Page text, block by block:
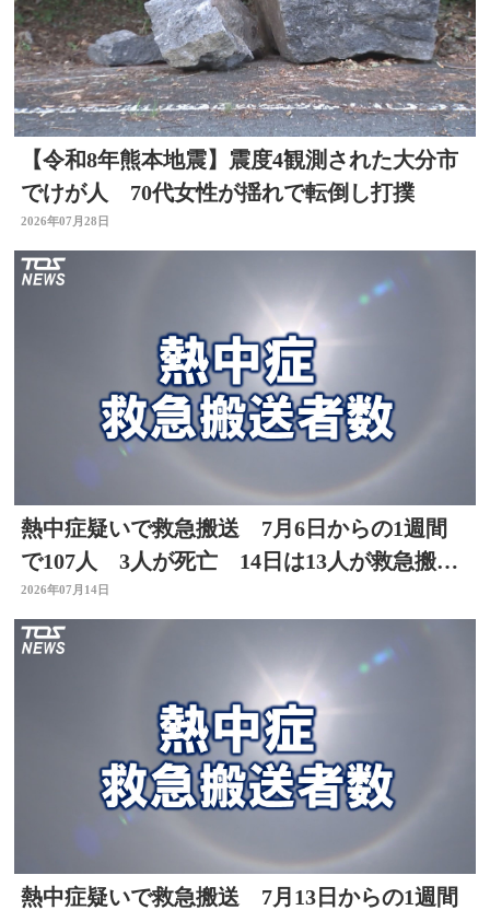
【令和8年熊本地震】震度4観測された大分市
でけが人 70代女性が揺れで転倒し打撲
2026年07月28日
熱中症疑いで救急搬送 7月6日からの1週間
で107人 3人が死亡 14日は13人が救急搬
送 大分
2026年07月14日
熱中症疑いで救急搬送 7月13日からの1週間